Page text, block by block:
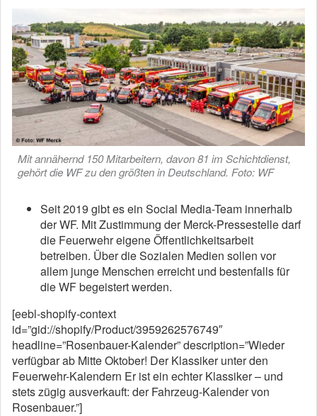
Mit annähernd 150 Mitarbeitern, davon 81 im Schichtdienst,
gehört die WF zu den größten in Deutschland. Foto: WF
Seit 2019 gibt es ein Social Media-Team innerhalb
der WF. Mit Zustimmung der Merck-Pressestelle darf
die Feuerwehr eigene Öffentlichkeitsarbeit
betreiben. Über die Sozialen Medien sollen vor
allem junge Menschen erreicht und bestenfalls für
die WF begeistert werden.
[eebl-shopify-context
id=”gid://shopify/Product/3959262576749″
headline=”Rosenbauer-Kalender” description=”Wieder
verfügbar ab Mitte Oktober! Der Klassiker unter den
Feuerwehr-Kalendern Er ist ein echter Klassiker – und
stets zügig ausverkauft: der Fahrzeug-Kalender von
Rosenbauer.”]